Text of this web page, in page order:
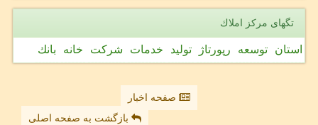
تگهای مركز املاك
استان توسعه رپورتاژ تولید خدمات شركت خانه بانك
صفحه اخبار
بازگشت به صفحه اصلی